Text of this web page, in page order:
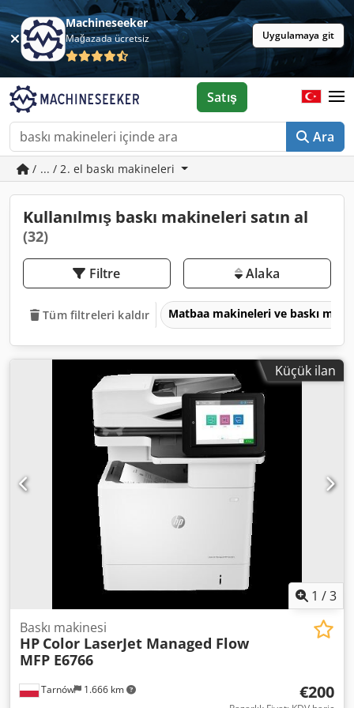
Machineseeker
Mağazada ücretsiz Uygulamaya git
Ara
Satış
/ ... / 2. el baskı makineleri
Kullanılmış baskı makineleri satın al
(32)
Filtre Alaka
Tüm filtreleri kaldır Matbaa makineleri ve baskı
Küçük ilan
1 /3
Tarnów 1.666 km
Baskı makinesi
HP Color LaserJet Managed Flow
MFP E6766
€200